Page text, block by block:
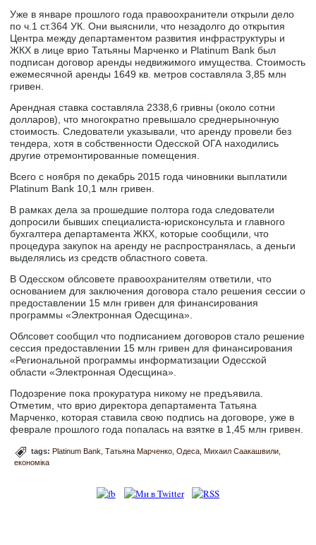
Уже в январе прошлого года правоохранители открыли дело
по ч.1 ст.364 УК. Они выяснили, что незадолго до открытия
Центра между департаментом развития инфраструктуры и
ЖКХ в лице врио Татьяны Марченко и Platinum Bank был
подписан договор аренды недвижимого имущества. Стоимость
ежемесячной аренды 1649 кв. метров составляла 3,85 млн
гривен.
Арендная ставка составляла 2338,6 гривны (около сотни
долларов), что многократно превышало среднерыночную
стоимость. Следователи указывали, что аренду провели без
тендера, хотя в собственности Одесской ОГА находились
другие отремонтированные помещения.
Всего с ноября по декабрь 2015 года чиновники выплатили
Platinum Bank 10,1 млн гривен.
В рамках дела за прошедшие полтора года следователи
допросили бывших специалиста-юрисконсульта и главного
бухгалтера департамента ЖКХ, которые сообщили, что
процедура закупок на аренду не распространялась, а деньги
выделялись из средств областного совета.
В Одесском облсовете правоохранителям ответили, что
основанием для заключения договора стало решения сессии о
предоставлении 15 млн гривен для финансирования
программы «Электронная Одесщина».
Облсовет сообщил что подписанием договоров стало решение
сессия предоставлении 15 млн гривен для финансирования
«Региональной программы информатизации Одесской
области «Электронная Одесщина».
Подозрение пока прокуратура никому не предъявила.
Отметим, что врио директора департамента Татьяна
Марченко, которая ставила свою подпись на договоре, уже в
феврале прошлого года попалась на взятке в 1,45 млн гривен.
tags: Platinum Bank Татьяна Марченко Одеса Михаил Саакашвили
економіка